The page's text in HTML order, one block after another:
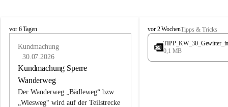
L
vor 6 Tagen
Kundmachung
30.07.2026
Kundmachung Sperre
Wanderweg
Der Wanderweg „Bädleweg“ bzw.
„Wiesweg“ wird auf der Teilstrecke
L
a
e
vor 2 WochenTipps & Tricks
0,1 MB